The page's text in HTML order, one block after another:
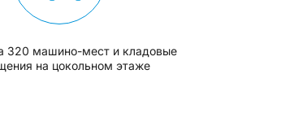
320 машино-мест и кладовые
на цокольном этаже